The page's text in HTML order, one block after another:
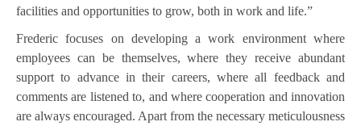
facilities and opportunities to grow, both in work and life.”
Frederic focuses on developing a work environment where
employees can be themselves, where they receive abundant
support to advance in their careers, where all feedback and
comments are listened to, and where cooperation and innovation
are always encouraged. Apart from the necessary meticulousness